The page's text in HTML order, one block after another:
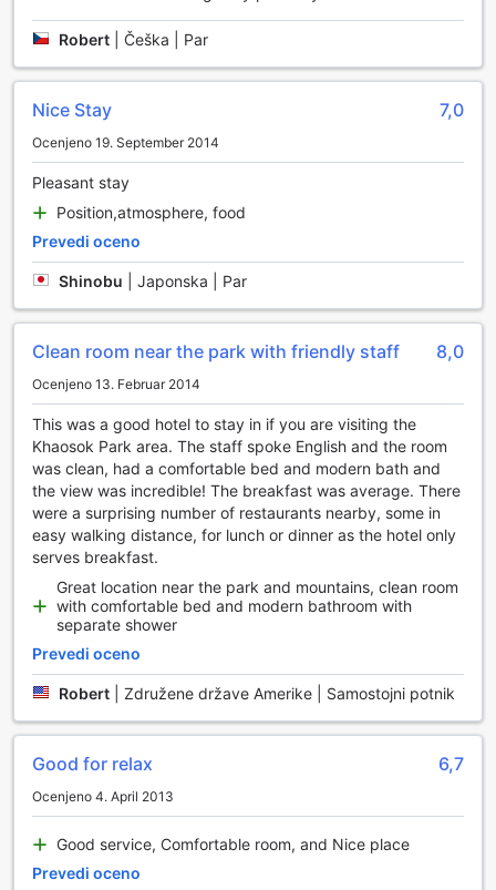
ki so zasnovane za ljubitelje narave in aktivnega
in slikovitimi krajinami, resort ponuja dostop do raznolikih
pohodniških poti, ki segajo od enostavnih sprehodov do
zahtevnejših izletov. Vsaka pot vas popelje skozi
edinstvene ekosisteme Khao Soka, kjer lahko občudujete
bogato floro in favno ter se potopite v mirno naravo, ki vas
obdaja.
Pohodniške poti so skrbno označene in primerne za vse
ravni telesne pripravljenosti, kar omogoča tako družinam z
otroki kot tudi izkušenim pohodnikom, da uživajo v
raziskovanju tega čudovitega območja. V Khaosok at Home
prostem, ki bodo obogatile vaše bivanje in vam omogočile,
da se povežete z naravo ter se hkrati fizično aktivirate.
Udobne storitve v Khaosok at Home Resort
V Khaosok at Home Resort se zavedamo, kako pomembne
so udobne storitve za naše goste. Zato ponujamo vrhunsko
pralno službo, ki vam omogoča, da se sprostite in uživate v
svojem bivanju, ne da bi se morali ukvarjati z
vsakodnevnimi opravili. Naša pralnica poskrbi, da so vaša
oblačila vedno čista in sveža, kar vam prihrani dragocen
čas in trud.
Poleg tega nudimo tudi storitev sobne postrežbe, ki vam
omogoča, da uživate v obrokih kar v udobju vaše sobe. Ne
glede na to, ali si želite zajtrka, kosila ali večerje, naš
prijazni osebje je pripravljeno, da vam postreže s slastnimi
jedmi. Za popolno povezljivost pa poskrbimo z brezplačnim
Wi-Fi-jem v vseh sobah in v javnih prostorih, kar vam
omogoča, da ostanete povezani s svetom, delite svoje
spletu.
Transportne možnosti v Khaosok at Home Resort
Khaosok at Home Resort ponuja odlične transportne
možnosti, ki gostom omogočajo enostaven dostop do vseh
Robert Češka | Par
Nice Stay 7,0
Ocenjeno 19. September 2014
Pleasant stay
Position,atmosphere, food
Prevedi oceno
Shinobu Japonska | Par
Clean room near the park with friendly staff 8,0
Ocenjeno 13. Februar 2014
This was a good hotel to stay in if you are visiting the
Khaosok Park area. The staff spoke English and the room
was clean, had a comfortable bed and modern bath and
the view was incredible! The breakfast was average. There
were a surprising number of restaurants nearby, some in
easy walking distance, for lunch or dinner as the hotel only
serves breakfast.
Great location near the park and mountains, clean room
with comfortable bed and modern bathroom with
separate shower
Prevedi oceno
Robert Združene države Amerike | Samostojni potnik
Good for relax 6,7
Ocenjeno 4. April 2013
Good service, Comfortable room, and Nice place
Prevedi oceno